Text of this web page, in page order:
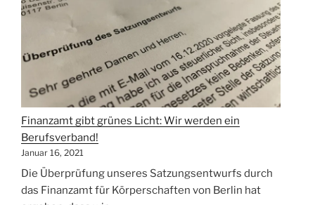
Bundes
nachgebessert
werden
BEM
unterstützt
mehr
Nachhaltigkeit
Tourismus“
Finanzamt gibt grünes Licht: Wir werden ein
Berufsverband!
Januar 16, 2021
Die Überprüfung unseres Satzungsentwurfs durch
das Finanzamt für Körperschaften von Berlin hat